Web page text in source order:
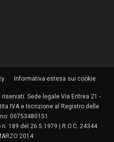
Informativa estesa sui cookie
Sede legale Via Eritrea 21 -
IVA e Iscrizione al Registro delle
00753480151
189 del 26.5.1979 | R.O.C. 24344
2014